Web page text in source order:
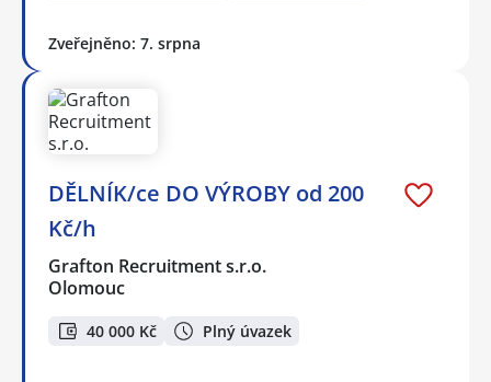
Zveřejněno: 7. srpna
DĚLNÍK/ce DO VÝROBY od 200
Kč/h
Grafton Recruitment s.r.o.
Olomouc
40 000 Kč Plný úvazek